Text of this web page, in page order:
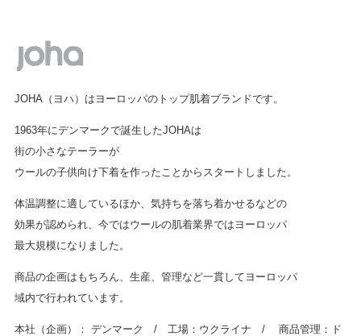
JOHA（ヨハ）はヨーロッパのトップ肌着ブランドです。
1963年にデンマークで誕生したJOHAは
街の小さなテーラーが
ウールの子供向け下着を作ったことからスタートしました。
体温調整に適しているほか、気持ちを落ち着かせるなどの
効果が認められ、今ではウールの肌着業界ではヨーロッパ
最大規模になりました。
商品の企画はもちろん、生産、管理など一貫してヨーロッパ
域内で行われています。
本社（企画）： デンマーク / 工場：ウクライナ / 商品管理：ド